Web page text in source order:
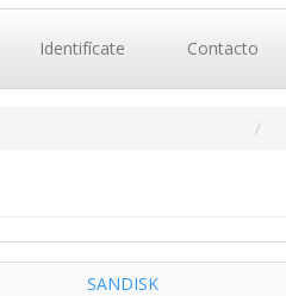
Identifícate Contacto
SANDISK